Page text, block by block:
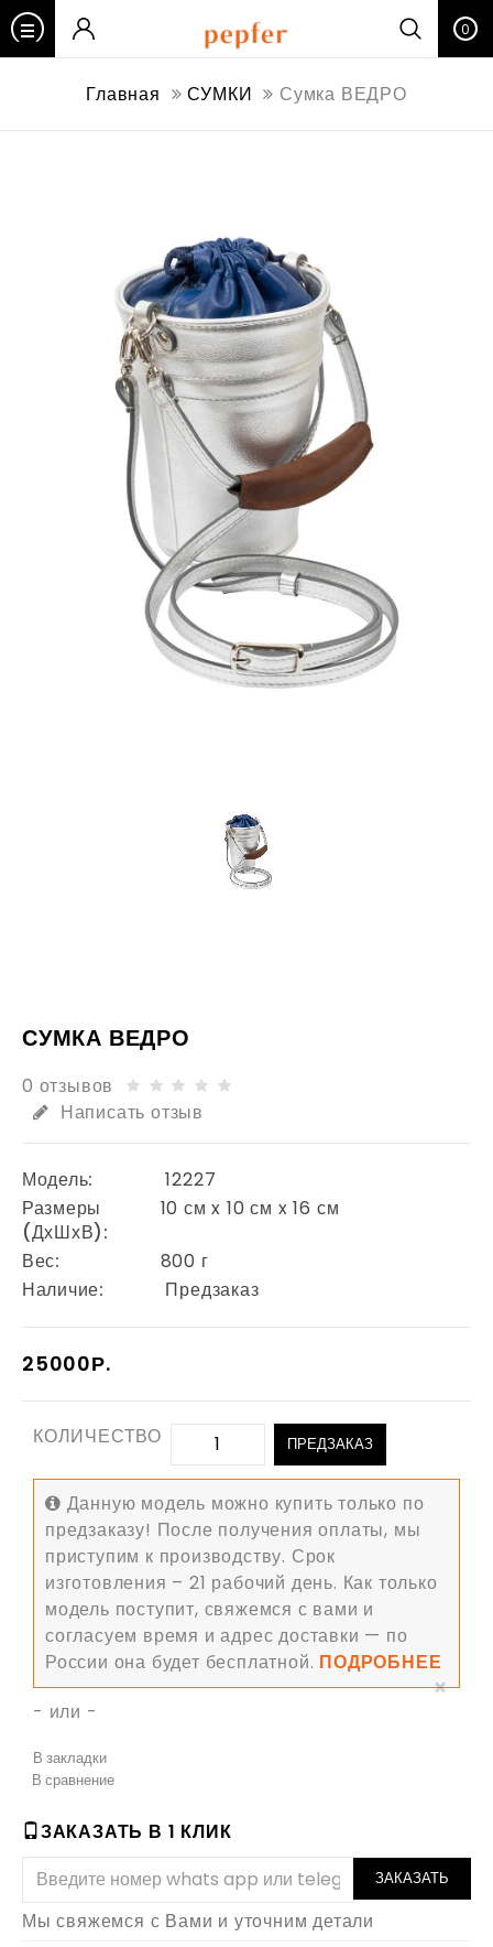
0
Главная СУМКИ Сумка ВЕДРО
СУМКА ВЕДРО
0 отзывов
Написать отзыв
Модель:
12227
Размеры
(ДхШхВ):
10 см x 10 см x 16 см
Вес:
800 г
Наличие:
Предзаказ
25000Р.
КОЛИЧЕСТВО ПРЕДЗАКАЗ
Данную модель можно купить только по
предзаказу! После получения оплаты, мы
приступим к производству. Срок
изготовления – 21 рабочий день. Как только
модель поступит, свяжемся с вами и
согласуем время и адрес доставки — по
России она будет бесплатной. ПОДРОБНЕЕ
×
- или -
В закладки
В сравнение
ЗАКАЗАТЬ В 1 КЛИК
ЗАКАЗАТЬ
Мы свяжемся с Вами и уточним детали